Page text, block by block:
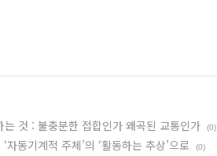
것 : 불충분한 접합인가 왜곡된 교통인가
(0)
동기계적 주체’의 ‘활동하는 추상’으로 (0)